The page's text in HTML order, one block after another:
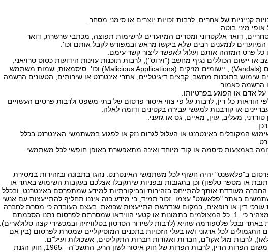
קנייניות של אחרים, לרבות זכויות יוצרים או סימני מסחר.
מיני בוטה.
דואר אלקטרוני ומסרים המיועדים לרשימות תפוצה, מכתבי שרשרת, דואר
כל פרט המזהה אותם ועלול לאפשר ליצור קשר עימם.
יישום הכוללים נגיף מחשב ("וירוס"), לרבות תוכנות עוינות הידועות כסוס טרויאני,
תולעים (Worms), ואנדלים (Vandals) , יישומים מזיקים (Malicious Applications) וכו'. סיסמאות, שמות משתמש
שימוש בתוכנות מחשב, קבצים דיגיטליים, אתרי אינטרנט או שירותים, הטעונים הרשמה
הרשמה כאמור.
אדם או הפוגע בפרטיותו.
הוראות כל דין, לרבות על פי צווי איסור פרסום של בתי משפט ולרבות פרטים העשויים
או קורבנות למעשי עבירה בקטינים ודומה לאלה.
מעליב, עוין, מאיים, גס או גזעני.
המקובלים באינטרנט או העלול לגרום נזק או לפגוע במשתמשי האינטרנט בכלל
באמצעות סיסמה או קוד מיוחד ואינה מתאפשרת באופן חופשי לכל משתמשי
ב"פלאשנט" יהיה חשוף לכל משתמשי האינטרנט. נהגו בתבונה ובזהירות במסירת
או מספר טלפון) וכן בתגובות ובפניות שיתקבלו אצלכם בעקבות השימוש באתר או
מעודדת אותך להתייחס בזהירות ובביקורתיות למידע שמתפרסם באינטרנט, ובכלל
באתר "פלאשנט" עצמו. זכור תמיד, כי מידע כזה איננו תחליף להתייעצות עם אנשי
דין או רופאים, במקום שנדרשת התייעצות שכזאת. בעצם העובדה כי מסרת לחברה
לפרסם את התכנים, הנך מצהיר כי: 1. כל המצולמים בתמונות או קטעי הווידאו שמסרתם לפרסום נתנו הסכמתם
ובכל פלטפורמה שהיא (לרבות לשידור הסרטון בטלוויזיה ובמכשירי קצה סלולארים).
התגמולים לכל ארגוני ו/או בעלי הזכויות בתכנים המוסיקליים שמסרת לפרסום (בין אם
לרבות מול אקו"ם, חברות ואגודות חברות התקליטים, אשכולות ועיל"ם.
3. אין במשלוח הסרטונים משום הפרות הדין, לרבות הפרות של חוק איסור לשון הרע, התשכ"ה - 1965, חוק הגנת